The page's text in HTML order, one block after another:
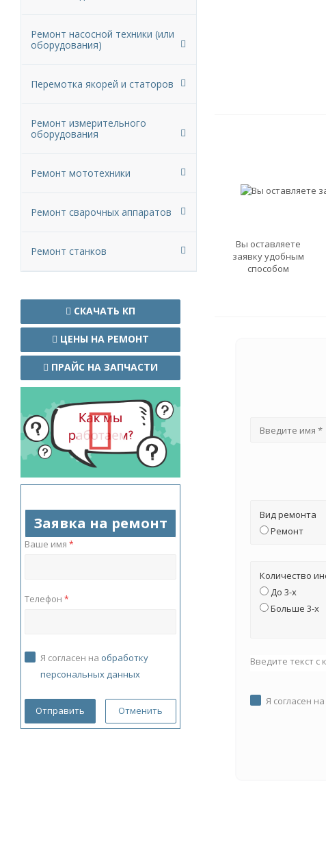
Вы оставляете
заявку удобным
способом
Вид ремонта
Ремонт
Количество
До 3-х
Больше 3-х
Введите текст с
Я согласен на
Ремонт насосной техники (или
оборудования)
Перемотка якорей и статоров
Ремонт измерительного
оборудования
Ремонт мототехники
Ремонт сварочных аппаратов
Ремонт станков
СКАЧАТЬ КП
ЦЕНЫ НА РЕМОНТ
ПРАЙС НА ЗАПЧАСТИ
Заявка на ремонт
Ваше имя *
Телефон *
Я согласен на обработку
персональных данных
Отменить